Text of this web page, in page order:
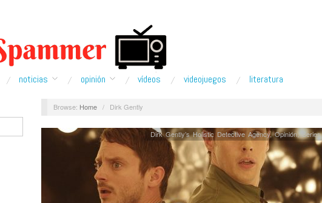
noticias opinión ví­deos videojuegos literatura
Browse: Home / Dirk Gently
Dirk Gently’s Holistic Detective Agency,Opinión,Series